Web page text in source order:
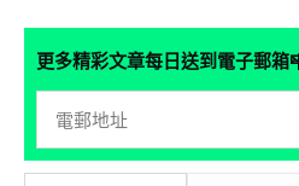
更多精彩文章每日送到電子郵箱